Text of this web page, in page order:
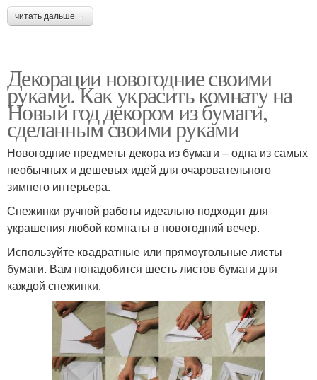
читать дальше →
Декорации новогодние своими
руками. Как украсить комнату на
Новый год декором из бумаги,
сделанным своими руками
Новогодние предметы декора из бумаги – одна из самых
необычных и дешевых идей для очаровательного
зимнего интерьера.
Снежинки ручной работы идеально подходят для
украшения любой комнаты в новогодний вечер.
Используйте квадратные или прямоугольные листы
бумаги. Вам понадобится шесть листов бумаги для
каждой снежинки.